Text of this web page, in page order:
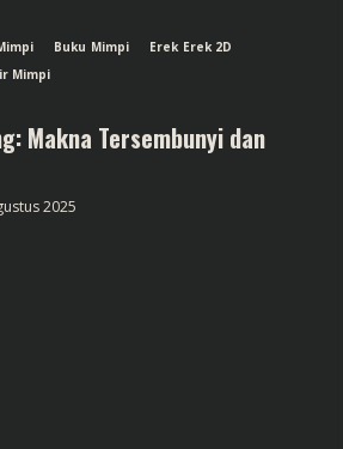
Buku Mimpi
Erek Erek 2D
Mimpi
Makna Tersembunyi dan
2025